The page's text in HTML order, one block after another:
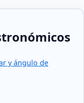
y ángulo de